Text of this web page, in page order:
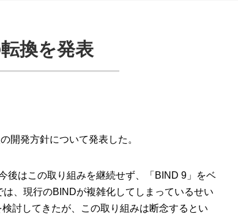
換を発表
開発方針について発表した。
後はこの取り組みを継続せず、「BIND 9」をベ
、現行のBINDが複雑化してしまっているせい
討してきたが、この取り組みは断念するとい